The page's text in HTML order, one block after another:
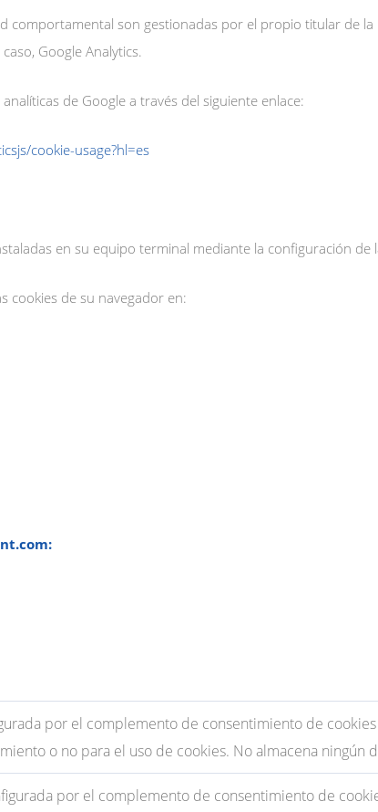
comportamental son gestionadas por el propio titular de
Google Analytics.
de Google a través del siguiente enlace:
cookie-usage?hl=es
en su equipo terminal mediante la configuración de
cookies de su navegador en:
por el complemento de consentimiento de
o no para el uso de cookies. No almacena ningún
por el complemento de consentimiento de